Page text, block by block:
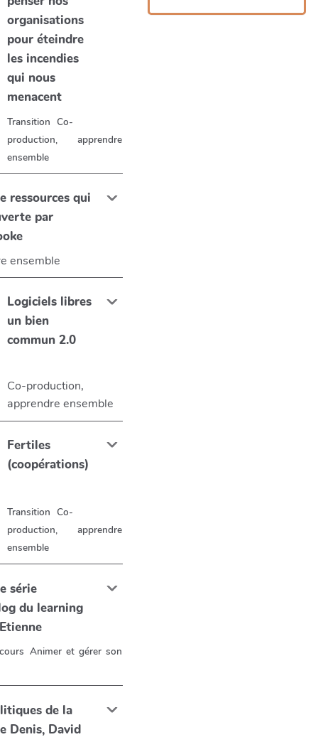
organisations
pour éteindre
les incendies
qui nous
menacent
Transition Co-
production, apprendre
ensemble
ressources qui
par
ensemble
Logiciels libres
un bien
commun 2.0
Co-production,
apprendre ensemble
Fertiles
(coopérations)
Transition Co-
production, apprendre
ensemble
série
du learning
Animer et gérer son
de la
Denis, David